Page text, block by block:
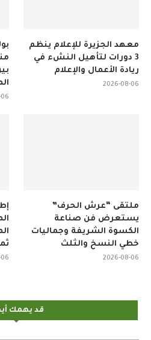
معهد الجزيرة للإعلام ينظم
3 دورات لتأهيل النشء في
ريادة الأعمال والإعلام
2026-08-06
ملتقى “عرش الحرف”
يستعرض فن صناعة
الكسوة الشريفة وجماليات
خطي النسخ والثلث
2026-08-06
قد يهمك